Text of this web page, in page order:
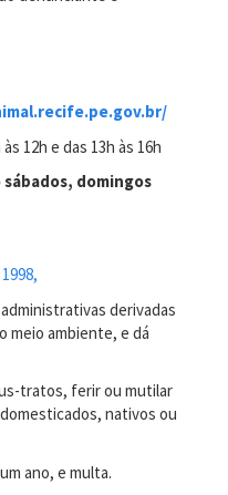
às 12h e das 13h às 16h
domingos
derivadas
meio ambiente, e dá
tratos, ferir ou mutilar
nativos ou
ano, e multa.